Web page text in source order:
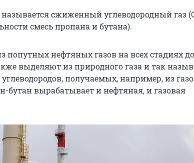
сжиженный углеводородный газ
смесь пропана и бутана).
попутных нефтяных газов на всех стадиях
выделяют из природного газа и так
получаемых, например, из
бутан вырабатывает и нефтяная, и газовая